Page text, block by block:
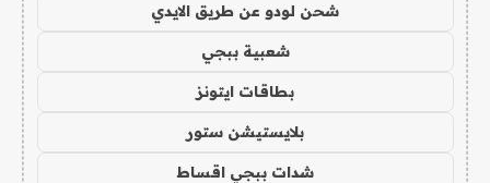
شحن لودو عن طريق الايدي
شعبية ببجي
بطاقات ايتونز
بلايستيشن ستور
شدات ببجي اقساط